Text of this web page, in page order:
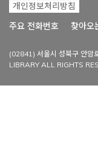
개인정보처리방침
주요 전화번호
찾아오
(02841) 서울시 성북구 안
LIBRARY ALL RIGHTS